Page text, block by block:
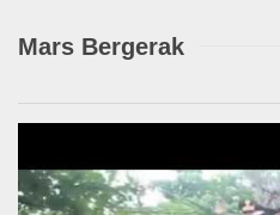
Mars Bergerak